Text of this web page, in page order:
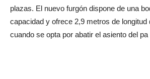
plazas. El nuevo furgón dispone de una
capacidad y ofrece 2,9 metros de longitud
cuando se opta por abatir el asiento del pa